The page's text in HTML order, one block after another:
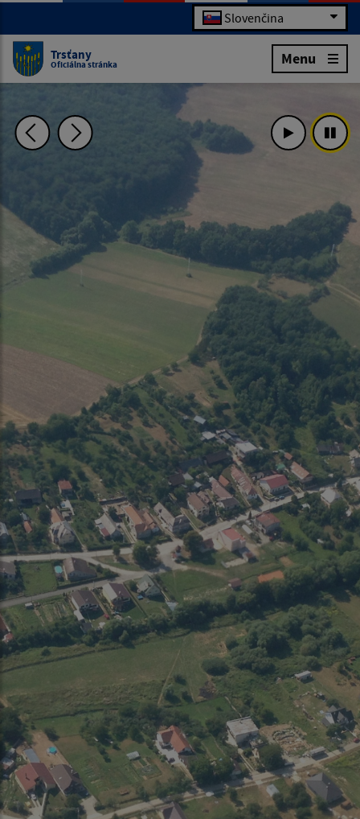
Slovenčina
Trsťany
Oficiálna stránka Menu